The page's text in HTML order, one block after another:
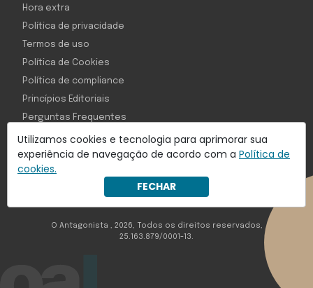
Utilizamos cookies e tecnologia para aprimorar sua
experiência de navegação de acordo com a Política de
cookies.
FECHAR
Com inteligência e tecnologia:
Object1ve - Marketing Solution
Hora extra
Política de privacidade
Termos de uso
Política de Cookies
Política de compliance
Princípios Editoriais
Perguntas Frequentes
O Antagonista , 2026, Todos os direitos reservados,
25.163.879/0001-13.